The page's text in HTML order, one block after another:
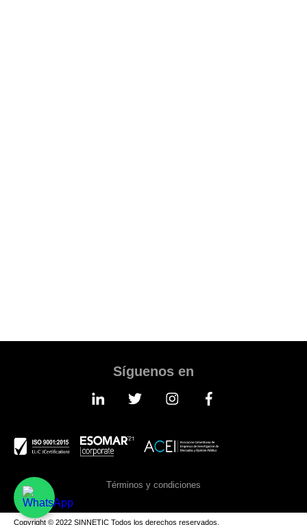
Síguenos en
Términos y condiciones
Copyright © 2022 SINNETIC Todos los derechos reservados.